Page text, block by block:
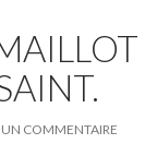
UN COMMENTAIRE